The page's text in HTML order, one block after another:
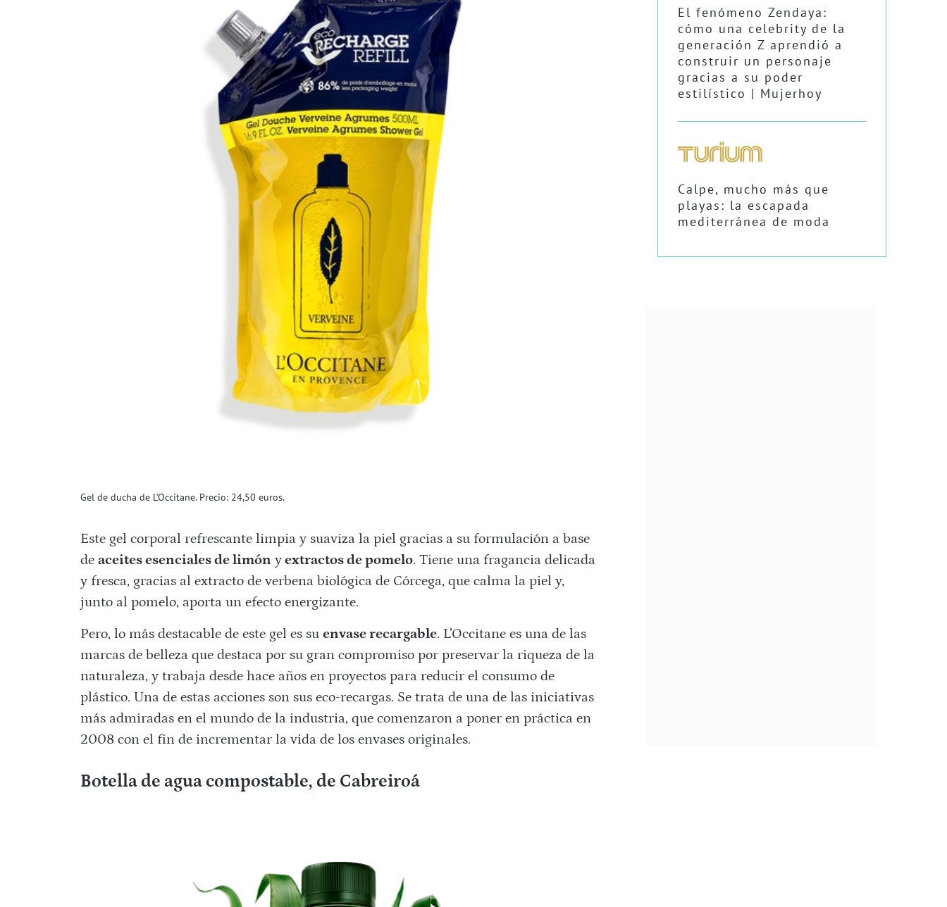
Gel de ducha de L’Occitane. Precio: 24,50 euros.
Este gel corporal refrescante limpia y suaviza la piel gracias a su formulación a base
de aceites esenciales de limón yextractos de pomelo. Tiene una fragancia delicada
y fresca, gracias al extracto de verbena biológica de Córcega, que calma la piel y,
junto al pomelo, aporta un efecto energizante.
Pero, lo más destacable de este gel es su envase recargable. L’Occitane es una de las
marcas de belleza que destaca por su gran compromiso por preservar la riqueza de la
naturaleza, y trabaja desde hace años en proyectos para reducir el consumo de
plástico. Una de estas acciones son sus eco-recargas. Se trata de una de las iniciativas
más admiradas en el mundo de la industria, que comenzaron a poner en práctica en
2008 con el fin de incrementar la vida de los envases originales.
Botella de agua compostable, de Cabreiroá
El fenómeno Zendaya:
cómo una celebrity de la
generación Z aprendió a
construir un personaje
gracias a su poder
estilístico | Mujerhoy
Calpe, mucho más que
playas: la escapada
mediterránea de moda